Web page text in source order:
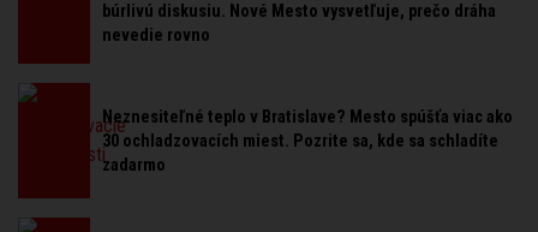
búrlivú diskusiu. Nové Mesto vysvetľuje, prečo dráha
nevedie rovno
Neznesiteľné teplo v Bratislave? Mesto spúšťa viac ako
30 ochladzovacích miest. Pozrite sa, kde sa schladíte
zadarmo